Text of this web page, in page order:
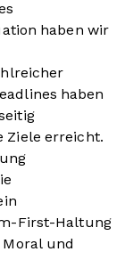
haben wir
haben
Ziele erreicht.
First-Haltung
und